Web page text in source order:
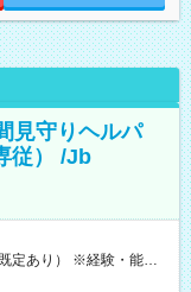
見守りヘルパ
従） /Jb
定あり） ※経験・能力を